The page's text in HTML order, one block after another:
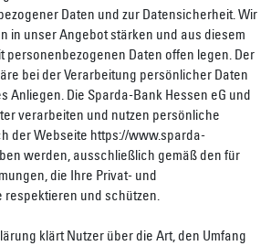
Daten und zur Datensicherheit. Wir
in unser Angebot stärken und aus diesem
personenbezogenen Daten offen legen. Der
bei der Verarbeitung persönlicher Daten
Anliegen. Die Sparda-Bank Hessen eG und
verarbeiten und nutzen persönliche
der Webseite https://www.sparda-
werden, ausschließlich gemäß den für
die Ihre Privat- und
und schützen.
klärt Nutzer über die Art, den Umfang